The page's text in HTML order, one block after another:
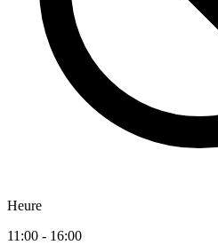
Heure
11:00 - 16:00